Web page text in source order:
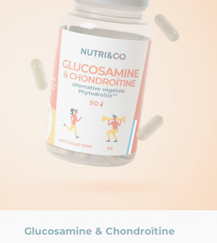
Glucosamine & Chondroïtine